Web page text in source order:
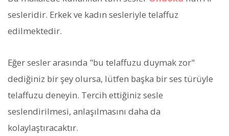
sesleridir. Erkek ve kadın sesleriyle telaffuz
edilmektedir.
Eğer sesler arasında "bu telaffuzu duymak zor"
dediğiniz bir şey olursa, lütfen başka bir ses türüyle
telaffuzu deneyin. Tercih ettiğiniz sesle
seslendirilmesi, anlaşılmasını daha da
kolaylaştıracaktır.